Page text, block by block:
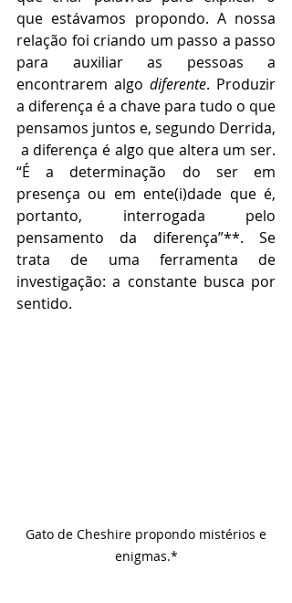
que estávamos propondo. A nossa
relação foi criando um passo a passo
para auxiliar as pessoas a
encontrarem algo diferente. Produzir
a diferença é a chave para tudo o que
pensamos juntos e, segundo Derrida,
a diferença é algo que altera um ser.
“É a determinação do ser em
presença ou em ente(i)dade que é,
portanto, interrogada pelo
pensamento da diferença”**. Se
trata de uma ferramenta de
investigação: a constante busca por
sentido.
enigmas.*